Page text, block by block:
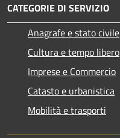
CATEGORIE DI SERVIZIO
Anagrafe e stato civile
Cultura e tempo libero
Imprese e Commercio
Catasto e urbanistica
Mobilità e trasporti